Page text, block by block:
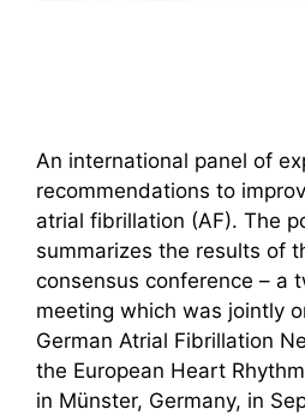
An international panel of
recommendations to
atrial fibrillation (AF). The
summarizes the results of
consensus conference – a
meeting which was jointly
German Atrial Fibrillation
the European Heart
in Münster, Germany, in